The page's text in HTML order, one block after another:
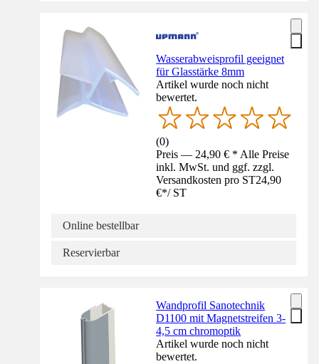
Wasserabweisprofil geeignet
für Glasstärke 8mm
Artikel wurde noch nicht
bewertet.
(0)
Preis — 24,90 € * Alle Preise
inkl. MwSt. und ggf. zzgl.
Versandkosten pro ST24,90
€*/ ST
Online bestellbar
Reservierbar
Wandprofil Sanotechnik
D1100 mit Magnetstreifen 3-
4,5 cm chromoptik
Artikel wurde noch nicht
bewertet.